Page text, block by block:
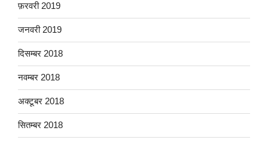
फ़रवरी 2019
जनवरी 2019
दिसम्बर 2018
नवम्बर 2018
अक्टूबर 2018
सितम्बर 2018